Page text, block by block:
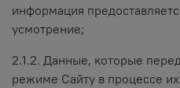
информация
усмотрение;
2.1.2. Данные, которые
режиме Сайту в процессе